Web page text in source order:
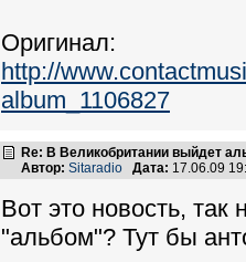
Оригинал:
http://
album_1106827
Re: В Великобритании выйдет
Автор: Sitaradio Дата: 17.06.09
Вот это новость, так
"альбом"? Тут бы